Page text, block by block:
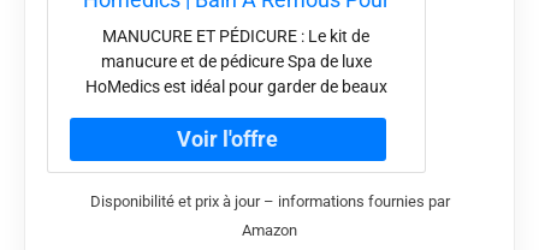
Ongles, 12 Accessoires Manucure
+ Pédicure Pour Limer, Polir,
Enlever Les Peaux Mortes,
Repousser Les Cuticules Et Sécher
Le Vernis
MANUCURE ET PÉDICURE : Le kit de
manucure et de pédicure Spa de luxe
HoMedics est idéal pour garder de beaux
ongles pour obtenir un résultat parfait. BAIN
A REMOUS : Un vrai moment de détente avec
vernis qui vous permettra de sublimer votre
manucure et pédicure. Sa trousse de
Disponibilité et prix à jour – informations fournies par
Amazon